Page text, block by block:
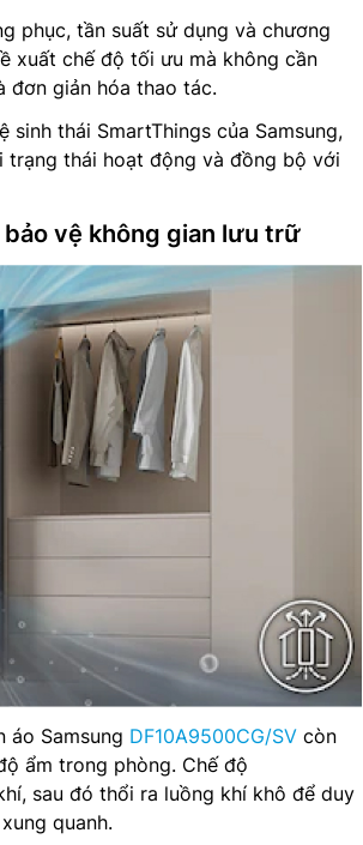
phục, tần suất sử dụng và chương
xuất chế độ tối ưu mà không cần
đơn giản hóa thao tác.
thái SmartThings của Samsung,
thái hoạt động và đồng bộ với
vệ không gian lưu trữ
áo Samsung DF10A9500CG/SV còn
ẩm trong phòng. Chế độ
sau đó thổi ra luồng khí khô để duy
quanh.